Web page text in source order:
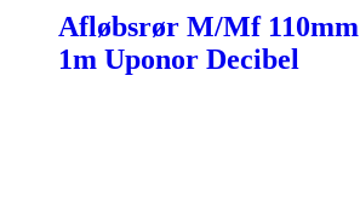
Afløbsrør M/Mf 110mm
1m Uponor Decibel